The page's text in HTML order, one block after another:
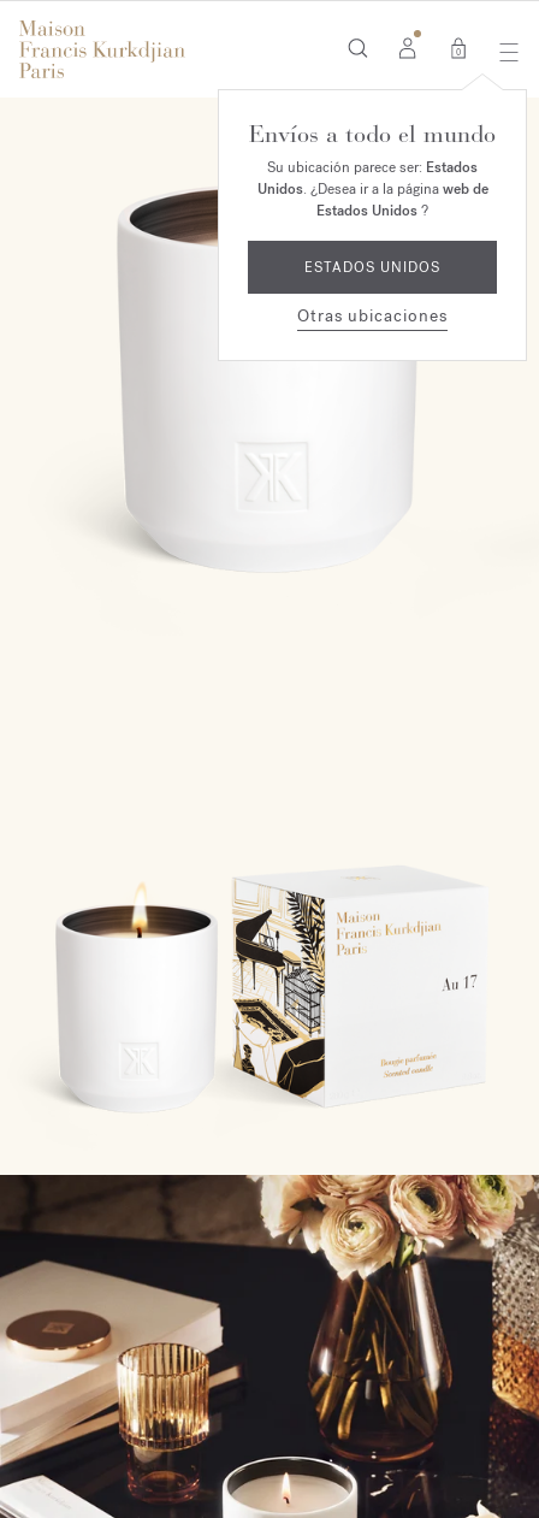
0
Envíos a todo el mundo
Su ubicación parece ser: Estados
Unidos. ¿Desea ir a la páginaweb de
Estados Unidos?
ESTADOS UNIDOS
Otras ubicaciones